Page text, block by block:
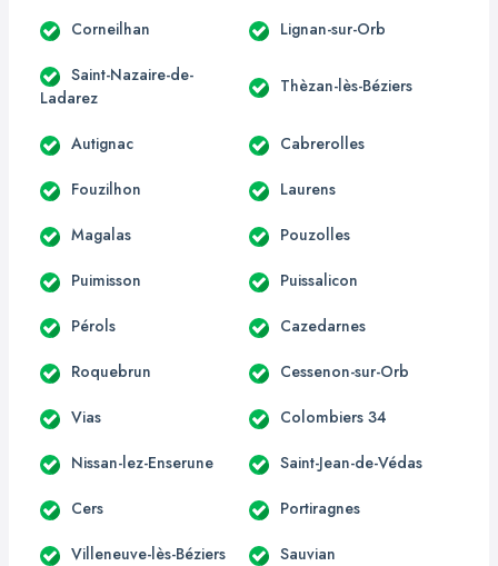
Corneilhan Lignan-sur-Orb
Saint-Nazaire-de-
Ladarez
Thèzan-lès-Béziers
Autignac Cabrerolles
Fouzilhon Laurens
Magalas Pouzolles
Puimisson Puissalicon
Pérols Cazedarnes
Roquebrun Cessenon-sur-Orb
Vias Colombiers 34
Nissan-lez-Enserune Saint-Jean-de-Védas
Cers Portiragnes
Villeneuve-lès-Béziers Sauvian